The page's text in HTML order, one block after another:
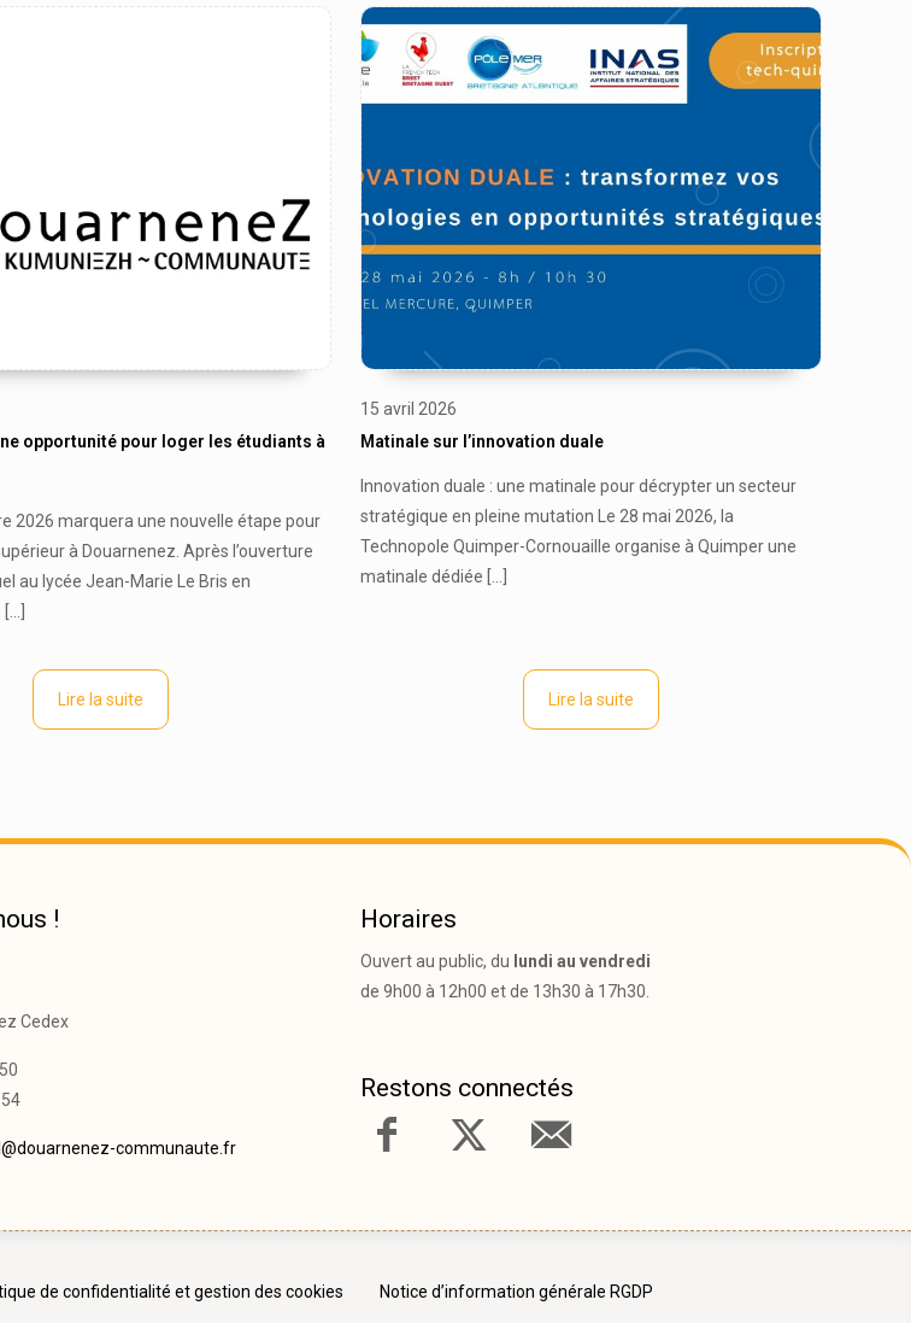
opportunité pour loger les étudiants à
2026 marquera une nouvelle étape pour
à Douarnenez. Après l’ouverture
au lycée Jean-Marie Le Bris en
Lire la suite
15 avril 2026
Matinale sur l’innovation duale
Innovation duale : une matinale pour décrypter un secteur
stratégique en pleine mutation Le 28 mai 2026, la
Technopole Quimper-Cornouaille organise à Quimper une
matinale dédiée
Lire la suite
!
Cedex
communaute.fr
Horaires
Ouvert au public, du lundi au vendredi
de 9h00 à 12h00 et de 13h30 à 17h30.
Restons connectés
de confidentialité et gestion des cookies Notice d’information générale RGDP